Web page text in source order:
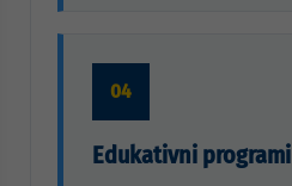
04
Edukativni programi